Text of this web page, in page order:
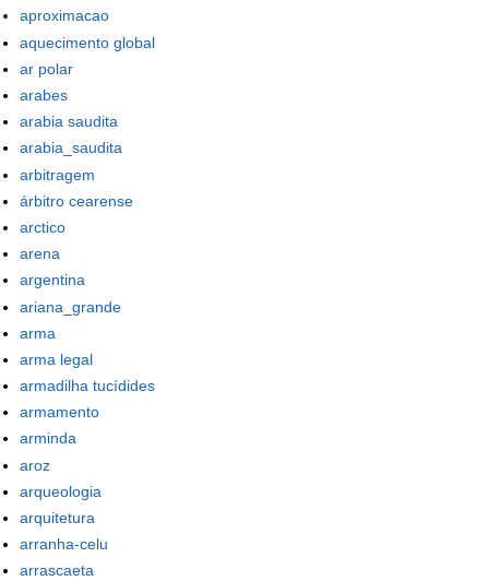
aproximacao
aquecimento global
ar polar
arabes
arabia saudita
arabia_saudita
arbitragem
árbitro cearense
arctico
arena
argentina
ariana_grande
arma
arma legal
armadilha tucídides
armamento
arminda
aroz
arqueologia
arquitetura
arranha-celu
arrascaeta